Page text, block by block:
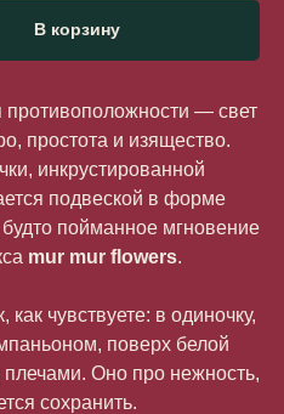
В корзину
противоположности — свет
простота и изящество.
инкрустированной
подвеской в форме
пойманное мгновение
mur mur flowers.
чувствуете: в одиночку,
поверх белой
Оно про нежность,
сохранить.